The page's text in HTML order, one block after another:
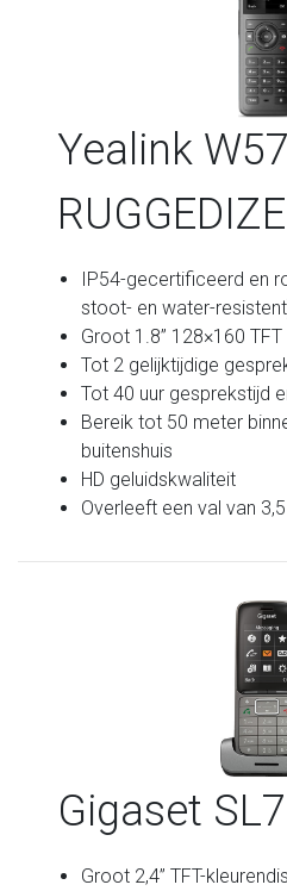
Yealink
IP54-gecertificeerd en
stoot- en water-
Groot 1.8” 128×160
Tot 2 gelijktijdige
Tot 40 uur gesprekstijd
Bereik tot 50 meter
buitenshuis
HD geluidskwaliteit
Overleeft een val van
Gigaset
Groot 2,4” TFT-